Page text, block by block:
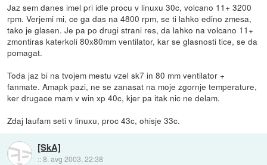
Jaz sem danes imel pri idle procu v linuxu 30c, volcano 11+ 3200
rpm. Verjemi mi, ce ga das na 4800 rpm, se ti lahko edino zmesa,
tako je glasen. Je pa po drugi strani res, da lahko na volcano 11+
zmontiras katerkoli 80x80mm ventilator, kar se glasnosti tice, se da
pomagat.
Toda jaz bi na tvojem mestu vzel sk7 in 80 mm ventilator +
fanmate. Amapk pazi, ne se zanasat na moje zgornje temperature,
ker drugace mam v win xp 40c, kjer pa itak nic ne delam.
Zdaj laufam seti v linuxu, proc 43c, ohisje 33c.
[SkA]
::8. avg 2003, 22:38